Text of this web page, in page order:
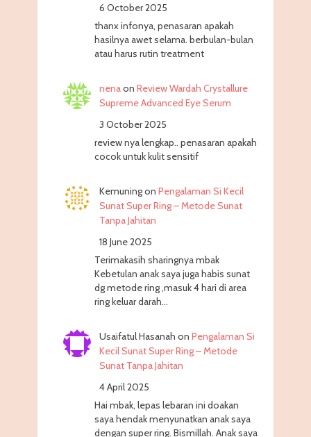
6 October 2025
thanx infonya, penasaran apakah
hasilnya awet selama. berbulan-bulan
atau harus rutin treatment
nenaon Review Wardah Crystallure
Supreme Advanced Eye Serum
3 October 2025
review nya lengkap.. penasaran apakah
cocok untuk kulit sensitif
Kemuningon Pengalaman Si Kecil
Sunat Super Ring – Metode Sunat
Tanpa Jahitan
18 June 2025
Terimakasih sharingnya mbak
Kebetulan anak saya juga habis sunat
dg metode ring ,masuk 4 hari di area
ring keluar darah…
Usaifatul Hasanah on Pengalaman Si
Kecil Sunat Super Ring – Metode
Sunat Tanpa Jahitan
4 April 2025
Hai mbak, lepas lebaran ini doakan
saya hendak menyunatkan anak saya
dengan super ring. Bismillah. Anak saya